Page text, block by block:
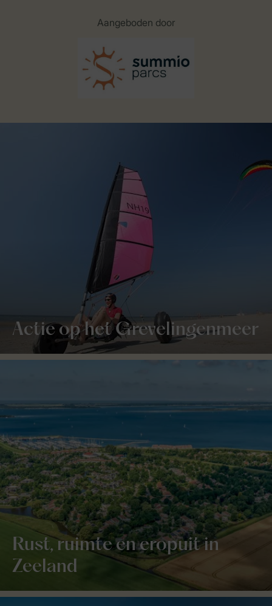
Aangeboden door
Actie op het Grevelingenmeer
Rust, ruimte en eropuit in
Zeeland